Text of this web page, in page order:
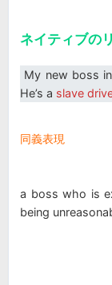
ネイティブの
My new boss
He’s a slave
同義表現
a boss who is
being